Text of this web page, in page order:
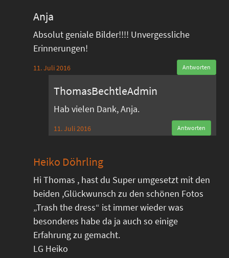
Anja
Absolut geniale Bilder!!!! Unvergessliche
Erinnerungen!
11. Juli 2016 Antworten
ThomasBechtleAdmin
Hab vielen Dank, Anja.
11. Juli 2016 Antworten
Heiko Döhrling
Hi Thomas , hast du Super umgesetzt mit den
beiden ,Glückwunsch zu den schönen Fotos
„Trash the dress“ ist immer wieder was
besonderes habe da ja auch so einige
Erfahrung zu gemacht.
LG Heiko